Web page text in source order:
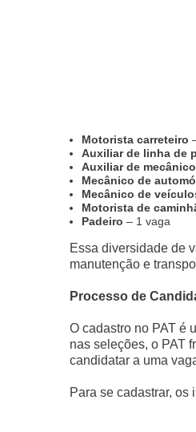
Motorista carreteiro
Auxiliar de linha de
Auxiliar de
Mecânico de
Mecânico de
Motorista de
Padeiro – 1 vaga
Essa diversidade de
manutenção e
Processo de
O cadastro no PAT é
nas seleções, o PAT
candidatar a uma
Para se cadastrar,